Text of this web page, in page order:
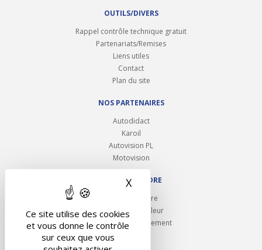
Ce site utilise des cookies
et vous donne le contrôle
sur ceux que vous
X Masquer le bandeau des
OUTILS/DIVERS
Rappel contrôle technique gratuit
Partenariats/Remises
Liens utiles
Contact
Plan du site
NOS PARTENAIRES
Autodidact
Karoil
Autovision PL
Motovision
NOUS REJOINDRE
Ouvrir un centre
Devenez contrôleur
Carrières et recrutement